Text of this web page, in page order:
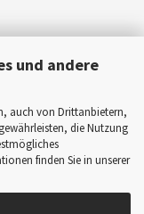
und andere
auch von Drittanbietern,
die Nutzung
finden Sie in unserer